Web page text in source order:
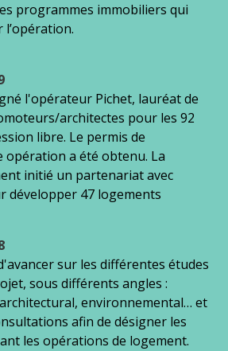
programmes immobiliers qui
l'opérateur Pichet, lauréat de
architectes pour les 92
libre. Le permis de
opération a été obtenu. La
initié un partenariat avec
développer 47 logements
sur les différentes études
sous différents angles :
environnemental… et
afin de désigner les
les opérations de logement.